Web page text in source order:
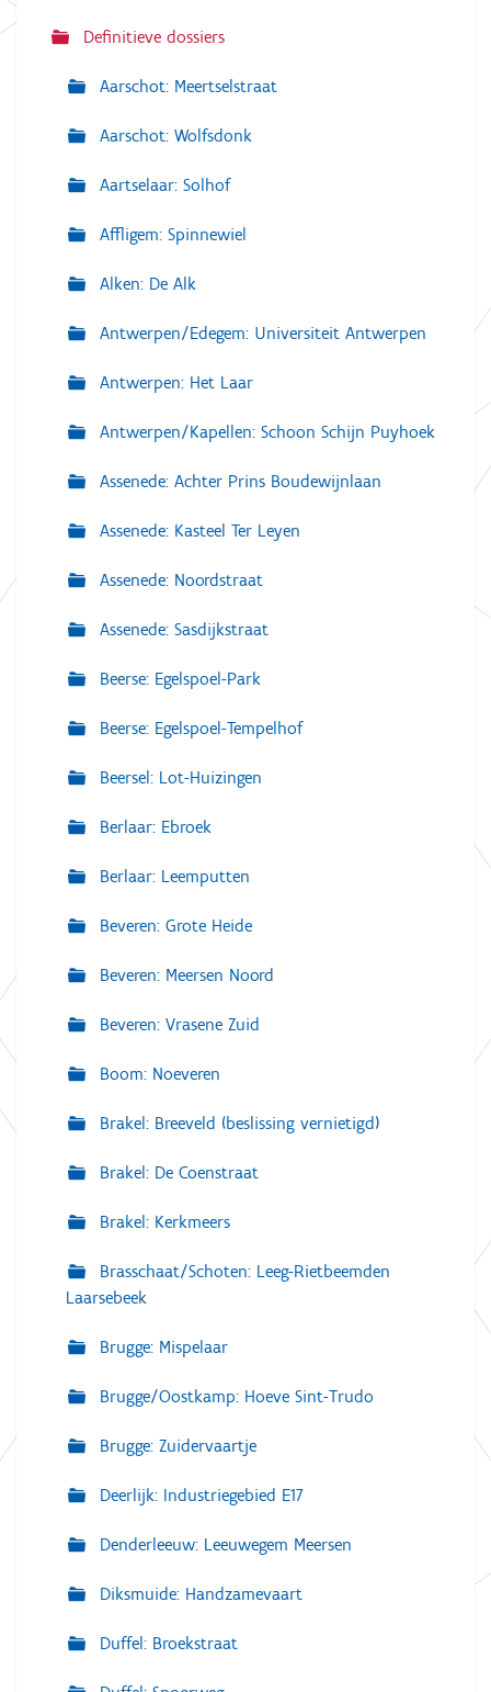
Definitieve dossiers
Aarschot: Meertselstraat
Aarschot: Wolfsdonk
Aartselaar: Solhof
Affligem: Spinnewiel
Alken: De Alk
Antwerpen/Edegem: Universiteit Antwerpen
Antwerpen: Het Laar
Antwerpen/Kapellen: Schoon Schijn Puyhoek
Assenede: Achter Prins Boudewijnlaan
Assenede: Kasteel Ter Leyen
Assenede: Noordstraat
Assenede: Sasdijkstraat
Beerse: Egelspoel-Park
Beerse: Egelspoel-Tempelhof
Beersel: Lot-Huizingen
Berlaar: Ebroek
Berlaar: Leemputten
Beveren: Grote Heide
Beveren: Meersen Noord
Beveren: Vrasene Zuid
Boom: Noeveren
Brakel: Breeveld (beslissing vernietigd)
Brakel: De Coenstraat
Brakel: Kerkmeers
Brasschaat/Schoten: Leeg-Rietbeemden
Laarsebeek
Brugge: Mispelaar
Brugge/Oostkamp: Hoeve Sint-Trudo
Brugge: Zuidervaartje
Deerlijk: Industriegebied E17
Denderleeuw: Leeuwegem Meersen
Diksmuide: Handzamevaart
Duffel: Broekstraat